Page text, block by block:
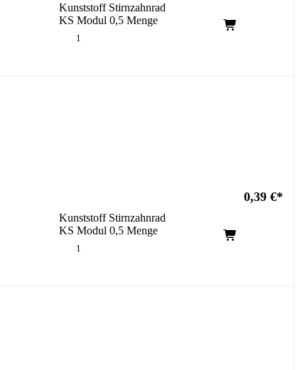
Kunststoff Stirnzahnrad
KS Modul 0,5 Menge
0,39 €
Kunststoff Stirnzahnrad
KS Modul 0,5 Menge